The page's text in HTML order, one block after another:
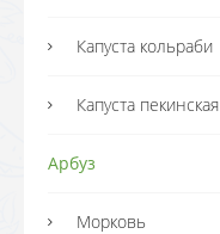
Капуста кольраби
Капуста пекинская
Арбуз
Морковь